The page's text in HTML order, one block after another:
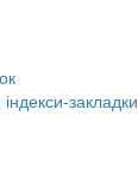
закладки